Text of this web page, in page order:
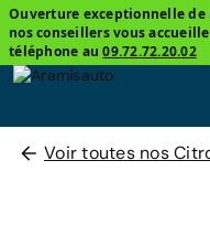
Ouverture exceptionnelle de
nos conseillers vous
téléphone au09.72.72.20.02
Voir toutes nos